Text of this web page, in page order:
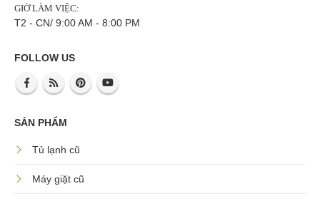
GIỜ LÀM VIỆC:
T2 - CN/ 9:00 AM - 8:00 PM
FOLLOW US
SẢN PHẨM
Tủ lạnh cũ
Máy giặt cũ